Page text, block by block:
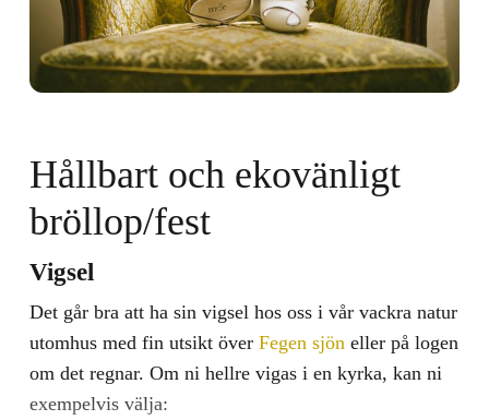
Hållbart och ekovänligt
bröllop/fest
Vigsel
Det går bra att ha sin vigsel hos oss i vår vackra natur
utomhus med fin utsikt över Fegen sjön eller på logen
om det regnar. Om ni hellre vigas i en kyrka, kan ni
exempelvis välja: